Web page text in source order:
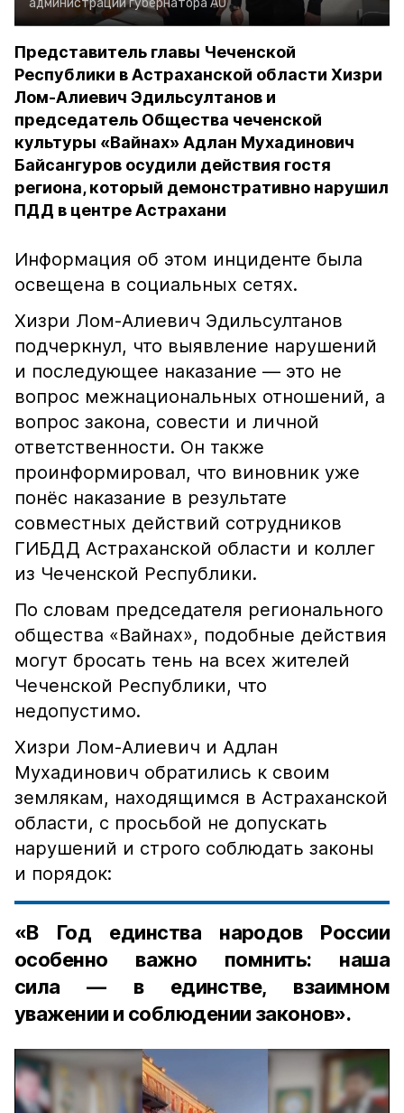
администрации губернатора АО
Представитель главы Чеченской
Республики в Астраханской области Хизри
Лом-Алиевич Эдильсултанов и
председатель Общества чеченской
культуры «Вайнах» Адлан Мухадинович
Байсангуров осудили действия гостя
региона, который демонстративно нарушил
ПДД в центре Астрахани
Информация об этом инциденте была
освещена в социальных сетях.
Хизри Лом-Алиевич Эдильсултанов
подчеркнул, что выявление нарушений
и последующее наказание — это не
вопрос межнациональных отношений, а
вопрос закона, совести и личной
ответственности. Он также
проинформировал, что виновник уже
понёс наказание в результате
совместных действий сотрудников
ГИБДД Астраханской области и коллег
из Чеченской Республики.
По словам председателя регионального
общества «Вайнах», подобные действия
могут бросать тень на всех жителей
Чеченской Республики, что
недопустимо.
Хизри Лом-Алиевич и Адлан
Мухадинович обратились к своим
землякам, находящимся в Астраханской
области, с просьбой не допускать
нарушений и строго соблюдать законы
и порядок:
«В Год единства народов России
особенно важно помнить: наша
сила — в единстве, взаимном
уважении и соблюдении законов».